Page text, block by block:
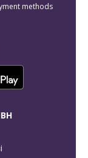
methods